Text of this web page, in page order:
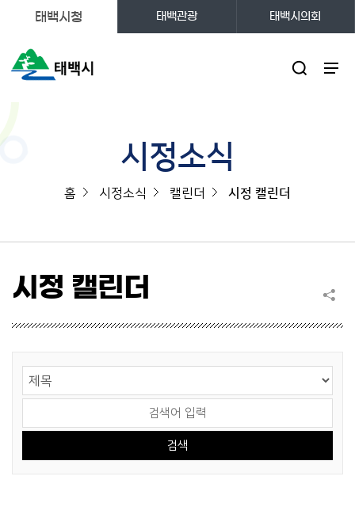
태백시청 태백관광 태백시의회
시정소식
홈 시정소식 캘린더 시정 캘린더
시정 캘린더